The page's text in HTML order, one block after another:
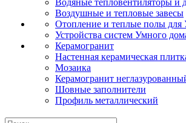
Водяные тепловентиляторы и
Воздушные и тепловые завесы
Отопление и теплые полы для
Устройства систем Умного
Керамогранит
Настенная керамическая
Мозаика
Керамогранит
Шовные заполнители
Профиль металлический